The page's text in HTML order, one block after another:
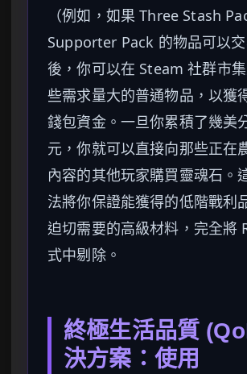
（例如，如果 Three Stash
Supporter Pack 的物品可以
後，你可以在 Steam 社群市
些需求量大的普通物品，以獲
錢包資金。一旦你累積了幾美
元，你就可以直接向那些正在
內容的其他玩家購買靈魂石。
法將你保證能獲得的低階戰利
迫切需要的高級材料，完全將
式中剔除。
終極生活品質
決方案：使用